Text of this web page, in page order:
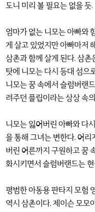
도니 미리 볼 필요는 없을 듯.
엄마가 없는 니모는 아빠와
게 살고 있었지만 아빠마저
삼촌과 함께 살게 된다. 삼
탓에 니모는 다시 등대 섬으
니모는 꿈 속에서 슬럼버랜
려주던 플립이라는 상상 속
니모는 잃어버린 아빠와 다
을 통해 그녀는 변한다. 어
버린 어른까지 구원하고 꿈
화시키면서 슬럼버랜드는
평범한 아동용 판타지 모험
역시 삼촌이다. 제이슨 모